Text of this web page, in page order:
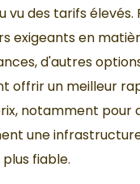
vu des tarifs élevés.
exigeants en
d'autres
offrir un meilleur
notamment pour
une
fiable.